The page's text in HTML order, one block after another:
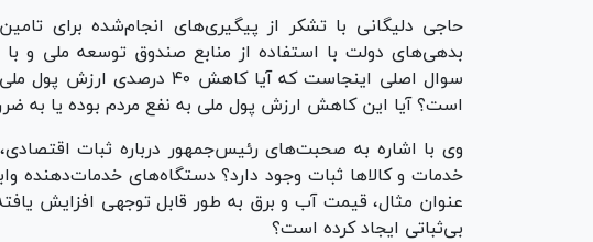
حاجی دلیگانی با تشکر از پیگیری‌های انجام‌شده برای
بدهی‌های دولت با استفاده از منابع صندوق توسعه ملی و
سوال اصلی اینجاست که آیا
است؟ آیا این کاهش ارزش پول ملی به نفع مردم بوده یا به
وی با اشاره به صحبت‌های رئیس‌جمهور درباره ثبات
خدمات و کالا‌ها ثبات وجود دارد؟ دستگاه‌های خدمات‌دهنده
عنوان مثال، قیمت آب و برق به طور قابل توجهی افزایش
بی‌ثباتی ایجاد کرده است؟